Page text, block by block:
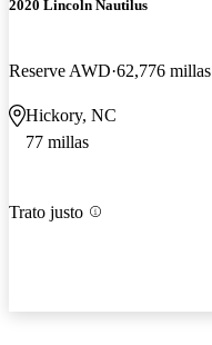
2020 Lincoln Nautilus
Reserve AWD 62,776 millas
Hickory, NC
77 millas
Trato justo